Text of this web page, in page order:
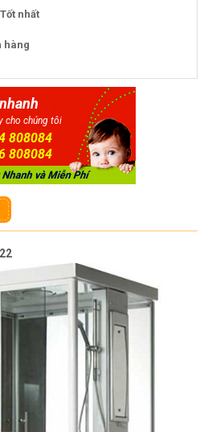
nhất
hàng
cho chúng tôi
808084
808084